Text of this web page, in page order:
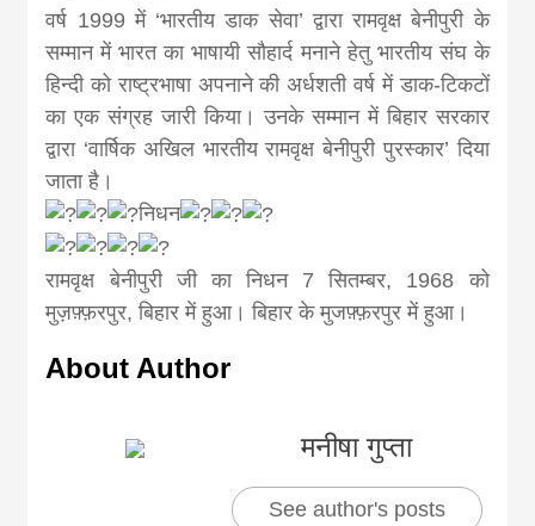
वर्ष 1999 में ‘भारतीय डाक सेवा’ द्वारा रामवृक्ष बेनीपुरी के
सम्मान में भारत का भाषायी सौहार्द मनाने हेतु भारतीय संघ के
हिन्दी को राष्ट्रभाषा अपनाने की अर्धशती वर्ष में डाक-टिकटों
का एक संग्रह जारी किया। उनके सम्मान में बिहार सरकार
द्वारा ‘वार्षिक अखिल भारतीय रामवृक्ष बेनीपुरी पुरस्कार’ दिया
जाता है।
निधन
रामवृक्ष बेनीपुरी जी का निधन 7 सितम्बर, 1968 को
मुज़फ़्फ़रपुर, बिहार में हुआ। बिहार के मुजफ़्फ़रपुर में हुआ।
About Author
मनीषा गुप्ता
See author's posts